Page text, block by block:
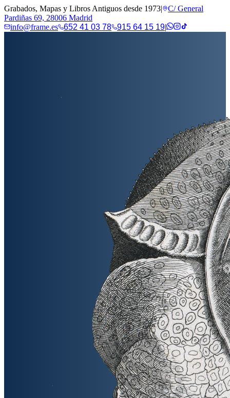
Grabados, Mapas y Libros Antiguos desde 1973|
C/ General
Pardiñas 69, 28006 Madrid
info@frame.es
652 41 03 78 915 64 15 19|